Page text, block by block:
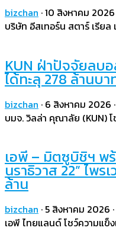
bizchan ·10 สิงหาคม 2026
บริษัท อีสเทอร์น สตาร์ เรียล
KUN ฝ่าปัจจัยลบ
ได้ทะลุ 278 ล้านบา
bizchan · 6 สิงหาคม 2026 ·
บมจ. วิลล่า คุณาลัย (KUN) โ
เอพี – มิตซูบิชิฯ พ
นราธิวาส 22” ไพ
ล้าน
bizchan · 5 สิงหาคม 2026 ·
เอพี ไทยแลนด์ โชว์ความแข็